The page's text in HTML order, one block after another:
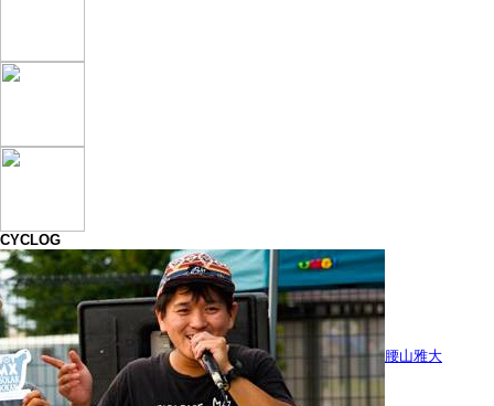
CYCLOG
腰山雅大